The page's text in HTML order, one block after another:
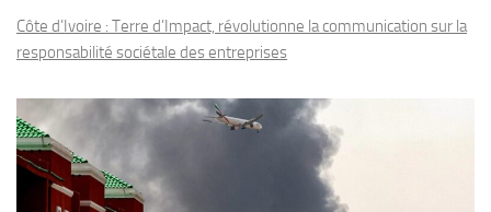
Côte d’Ivoire : Terre d’Impact, révolutionne la communication sur la
responsabilité sociétale des entreprises